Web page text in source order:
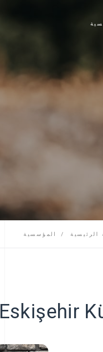
الرئيسية المؤسسية
Eskişehir